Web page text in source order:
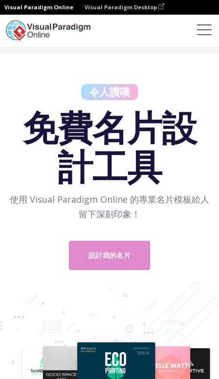
Visual Paradigm Online Visual Paradigm Desktop
令人讚嘆
免費名片設
計工具
使用 Visual Paradigm Online 的專業名片模板給人
留下深刻印象！
設計我的名片